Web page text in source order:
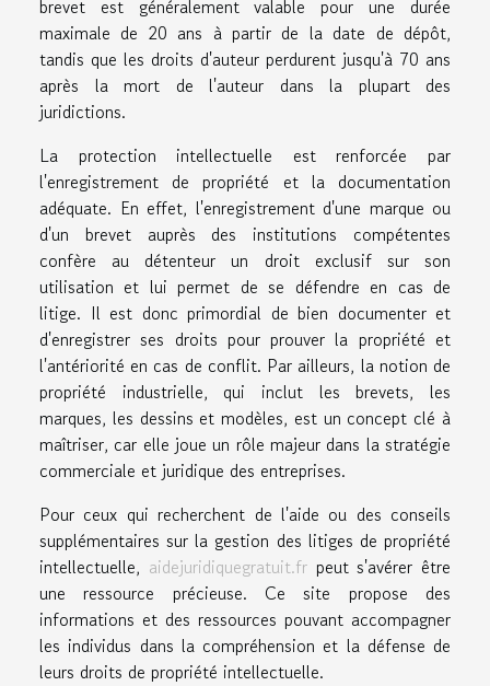
brevet est généralement valable pour une durée
maximale de 20 ans à partir de la date de dépôt,
tandis que les droits d'auteur perdurent jusqu'à 70 ans
après la mort de l'auteur dans la plupart des
juridictions.
La protection intellectuelle est renforcée par
l'enregistrement de propriété et la documentation
adéquate. En effet, l'enregistrement d'une marque ou
d'un brevet auprès des institutions compétentes
confère au détenteur un droit exclusif sur son
utilisation et lui permet de se défendre en cas de
litige. Il est donc primordial de bien documenter et
d'enregistrer ses droits pour prouver la propriété et
l'antériorité en cas de conflit. Par ailleurs, la notion de
propriété industrielle, qui inclut les brevets, les
marques, les dessins et modèles, est un concept clé à
maîtriser, car elle joue un rôle majeur dans la stratégie
commerciale et juridique des entreprises.
Pour ceux qui recherchent de l'aide ou des conseils
supplémentaires sur la gestion des litiges de propriété
intellectuelle, aidejuridiquegratuit.frpeut s'avérer être
une ressource précieuse. Ce site propose des
informations et des ressources pouvant accompagner
les individus dans la compréhension et la défense de
leurs droits de propriété intellectuelle.